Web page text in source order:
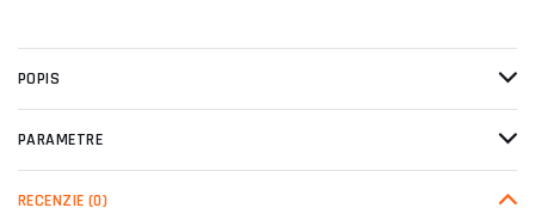
POPIS
PARAMETRE
RECENZIE (0)